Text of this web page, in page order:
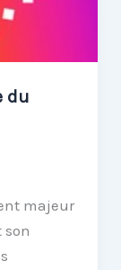
du
majeur
son